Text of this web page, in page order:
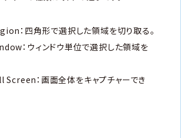
：四角形で選択した領域を切り取る。
：ウィンドウ単位で選択した領域を
：画面全体をキャプチャーでき